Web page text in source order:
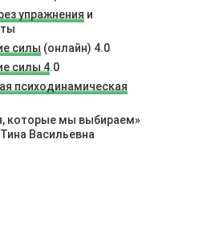
упражнения и
силы (онлайн) 4.0
силы 4.0
психодинамическая
которые мы выбираем»
Васильевна